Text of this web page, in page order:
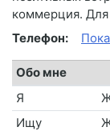
коммерция. Для
Телефон:
Обо мне
Я
Ищу